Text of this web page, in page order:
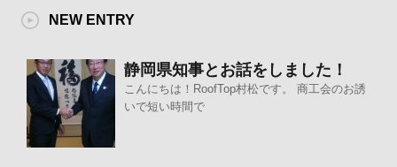
NEW ENTRY
静岡県知事とお話をしました！
こんにちは！RoofTop村松です。 商工会のお誘
いで短い時間で